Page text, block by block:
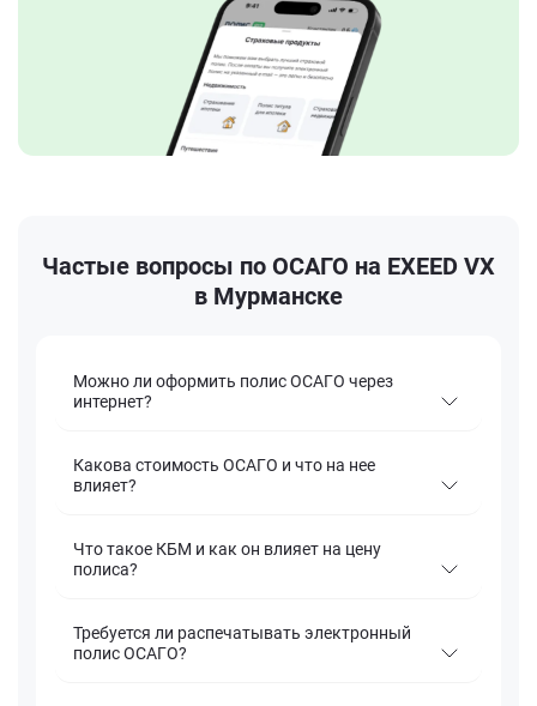
Частые вопросы по ОСАГО на EXEED VX
в Мурманске
Можно ли оформить полис ОСАГО через
интернет?
Какова стоимость ОСАГО и что на нее
влияет?
Что такое КБМ и как он влияет на цену
полиса?
Требуется ли распечатывать электронный
полис ОСАГО?